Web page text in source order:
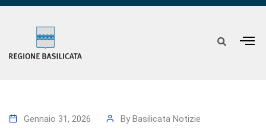
Gennaio 31, 2026 By Basilicata Notizie